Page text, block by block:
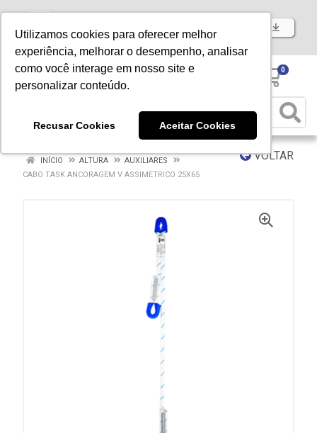
Utilizamos cookies para oferecer melhor
experiência, melhorar o desempenho, analisar
como você interage em nosso site e
personalizar conteúdo.
Recusar Cookies Aceitar Cookies
Baixe já nosso APP
0
VOLTAR
INÍCIO ALTURA
AUXILIARES
CABO TASK ANCORAGEM V ASSIMETRICO 25X65